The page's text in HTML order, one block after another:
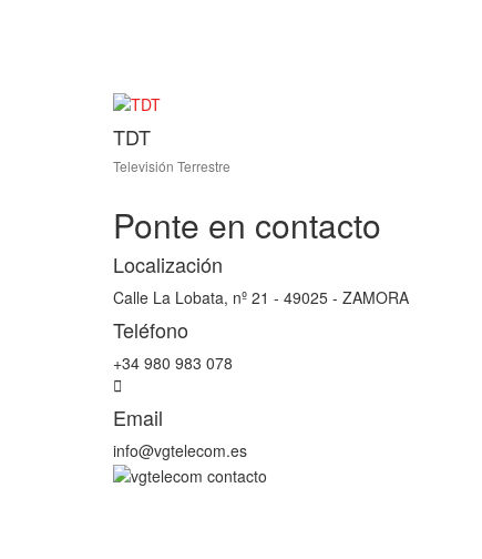
TDT
Televisión Terrestre
Ponte en contacto
Localización
Calle La Lobata, nº 21 - 49025 - ZAMORA
Teléfono
+34 980 983 078
Email
info@vgtelecom.es